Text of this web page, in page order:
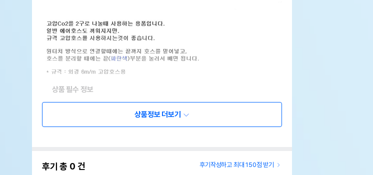
상품 필수 정보
상품상세설명 참조
법에 의한 인증,허가 등을
제조국 또는 원산지
상품정보 더보기
후기 총 0 건 후기작성하고 최대 150점 받기